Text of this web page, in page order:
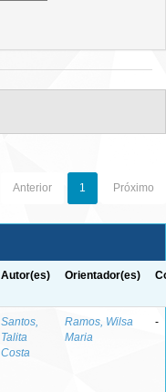
Anterior 1 Próximo
Autor(es) Orientador(es)
Santos,
Talita
Costa
Ramos, Wilsa
Maria
-